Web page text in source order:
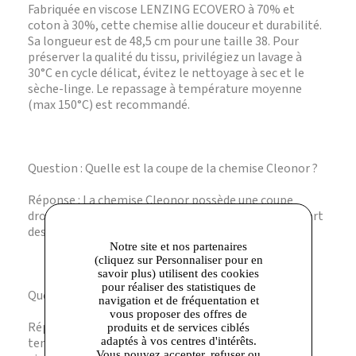
Fabriquée en viscose LENZING ECOVERO à 70% et
coton à 30%, cette chemise allie douceur et durabilité.
Sa longueur est de 48,5 cm pour une taille 38. Pour
préserver la qualité du tissu, privilégiez un lavage à
30°C en cycle délicat, évitez le nettoyage à sec et le
sèche-linge. Le repassage à température moyenne
(max 150°C) est recommandé.
Question : Quelle est la coupe de la chemise Cleonor ?
Réponse : La chemise Cleonor possède une coupe
droite avec une longueur cropped, adaptée à la plupart
des morphologies.
Question : Comment entretenir cette chemise ?
Réponse : Lavez-la à 30°C en cycle délicat, repassez à
température moyenne, et évitez le nettoyage à sec
Notre site et nos partenaires
(cliquez sur Personnaliser pour en
savoir plus) utilisent des cookies
pour réaliser des statistiques de
navigation et de fréquentation et
vous proposer des offres de
produits et de services ciblés
adaptés à vos centres d'intérêts.